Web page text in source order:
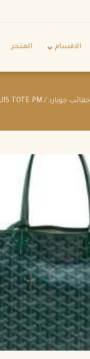
الاقسام المتجر
حقائب جويارد / Goyard SAINT LOUIS TOTE PM